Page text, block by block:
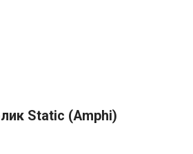
Static (Amphi)